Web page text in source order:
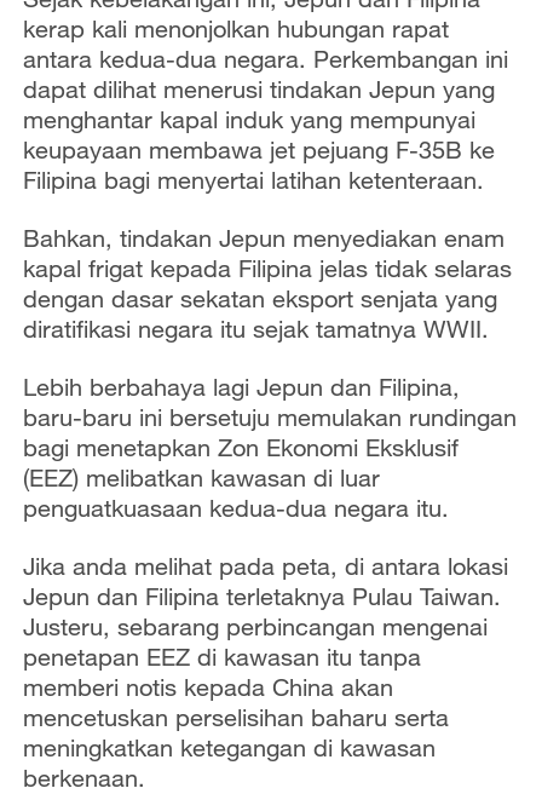
kerap kali menonjolkan hubungan rapat
antara kedua-dua negara. Perkembangan ini
dapat dilihat menerusi tindakan Jepun yang
menghantar kapal induk yang mempunyai
keupayaan membawa jet pejuang F-35B ke
Filipina bagi menyertai latihan ketenteraan.
Bahkan, tindakan Jepun menyediakan enam
kapal frigat kepada Filipina jelas tidak selaras
dengan dasar sekatan eksport senjata yang
diratifikasi negara itu sejak tamatnya WWII.
Lebih berbahaya lagi Jepun dan Filipina,
baru-baru ini bersetuju memulakan rundingan
bagi menetapkan Zon Ekonomi Eksklusif
(EEZ) melibatkan kawasan di luar
penguatkuasaan kedua-dua negara itu.
Jika anda melihat pada peta, di antara lokasi
Jepun dan Filipina terletaknya Pulau Taiwan.
Justeru, sebarang perbincangan mengenai
penetapan EEZ di kawasan itu tanpa
memberi notis kepada China akan
mencetuskan perselisihan baharu serta
meningkatkan ketegangan di kawasan
berkenaan.